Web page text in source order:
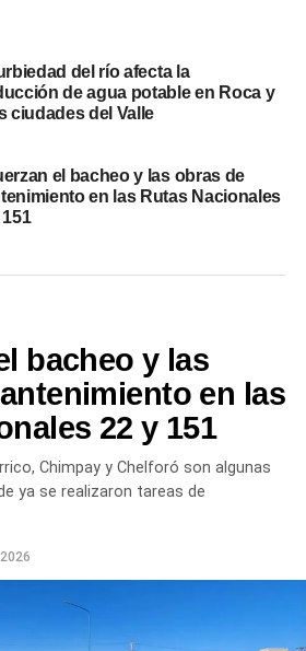
del río afecta la
de agua potable en Roca y
ciudades del Valle
el bacheo y las obras de
en las Rutas Nacionales
bacheo y las
en las
22 y 151
Chimpay y Chelforó son algunas
ya se realizaron tareas de